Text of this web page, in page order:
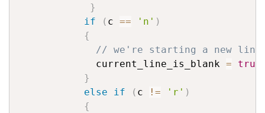
}
if
( c == 'n' )
{
// we're starting a new line
             current_line_is_blank
= true
}
else
if ( c != 'r' )
{